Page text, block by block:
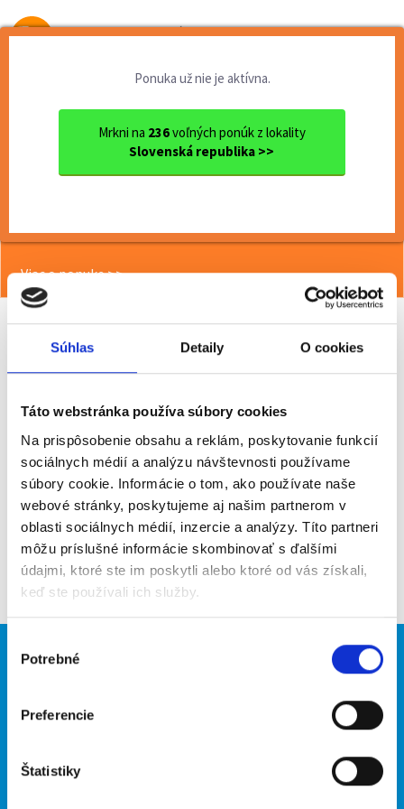
Súhlas Detaily O cookies
Táto webstránka používa súbory cookies
Na prispôsobenie obsahu a reklám, poskytovanie funkcií
sociálnych médií a analýzu návštevnosti používame
súbory cookie. Informácie o tom, ako používate naše
webové stránky, poskytujeme aj našim partnerom v
oblasti sociálnych médií, inzercie a analýzy. Títo partneri
môžu príslušné informácie skombinovať s ďalšími
údajmi, ktoré ste im poskytli alebo ktoré od vás získali,
keď ste používali ich služby.
súhlasu
Potrebné
Preferencie
Štatistiky
Od prvej brigády
Ponuka už nie je aktívna.
Mrkni na 236voľných ponúk z lokality
Slovenská republika >>
Ok. Nitra
<< Späť
Viac o ponuke >>
Poslať na email
Upozorniť na inzerát
Pridať do obľúbených
Späť
Brigádnici
Hľadané brigády
O portáli Naše ďalšie projekty